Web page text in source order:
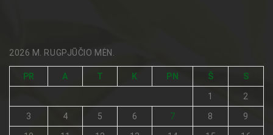
2026 M. RUGPJŪČIO MĖN.
PR A T K PN Š S
1 2
3 4 5 6 7 8 9